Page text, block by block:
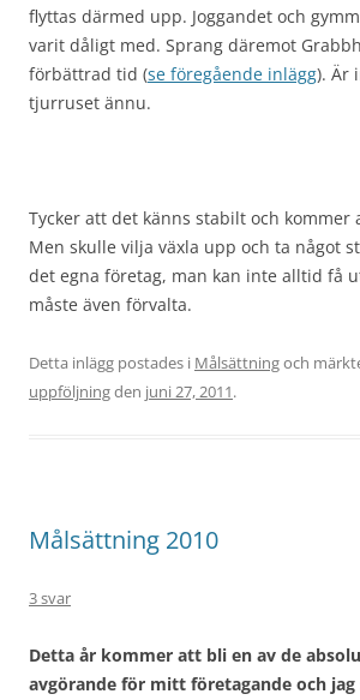
flyttas därmed upp. Joggandet och
varit dåligt med. Sprang däremot
förbättrad tid (se föregående inlägg). Är
tjurruset ännu.
Tycker att det känns stabilt och kommer
Men skulle vilja växla upp och ta något
det egna företag, man kan inte alltid få
måste även förvalta.
Detta inlägg postades i Målsättningoch
uppföljningden juni 27, 2011.
Målsättning 2010
3 svar
Detta år kommer att bli en av de
avgörande för mitt företagande och jag